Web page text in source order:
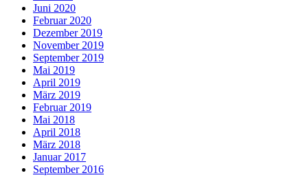
Juni 2020
Februar 2020
Dezember 2019
November 2019
September 2019
Mai 2019
April 2019
März 2019
Februar 2019
Mai 2018
April 2018
März 2018
Januar 2017
September 2016